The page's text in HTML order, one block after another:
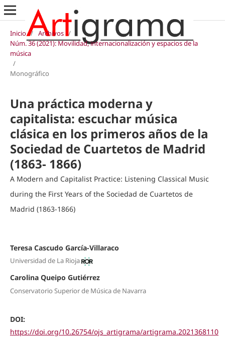
Inicio / Archivos /
Núm. 36 (2021): Movilidad, internacionalización y espacios de la
música
/
Monográfico
Una práctica moderna y
capitalista: escuchar música
clásica en los primeros años de la
Sociedad de Cuartetos de Madrid
(1863- 1866)
A Modern and Capitalist Practice: Listening Classical Music
during the First Years of the Sociedad de Cuartetos de
Madrid (1863-1866)
Teresa Cascudo García-Villaraco
Universidad de La Rioja
Carolina Queipo Gutiérrez
Conservatorio Superior de Música de Navarra
DOI:
https://doi.org/10.26754/ojs_artigrama/artigrama.2021368110